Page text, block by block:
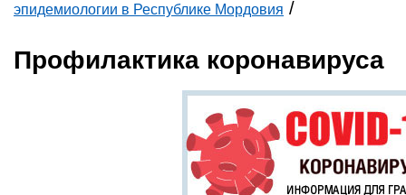
эпидемиологии в Республике Мордовия /
Профилактика коронавируса